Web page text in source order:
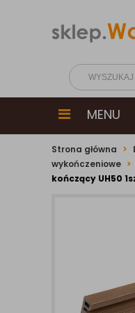
MENU
Strona główna
wykończeniowe
kończący UH50